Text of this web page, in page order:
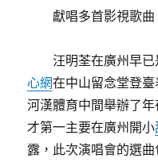
獻唱多首影視歌曲
汪明荃在廣州早已
心網在中山留念堂登臺
河漢體育中間舉辦了
才第一主要在廣州開小
露，此次演唱會的選